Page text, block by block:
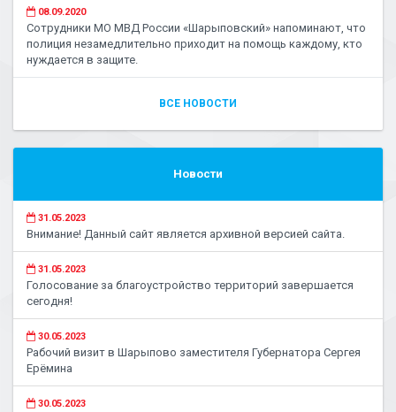
08.09.2020
Сотрудники МО МВД России «Шарыповский» напоминают, что
полиция незамедлительно приходит на помощь каждому, кто
нуждается в защите.
ВСЕ НОВОСТИ
Новости
31.05.2023
Внимание! Данный сайт является архивной версией сайта.
31.05.2023
Голосование за благоустройство территорий завершается
сегодня!
30.05.2023
Рабочий визит в Шарыпово заместителя Губернатора Сергея
Ерёмина
30.05.2023